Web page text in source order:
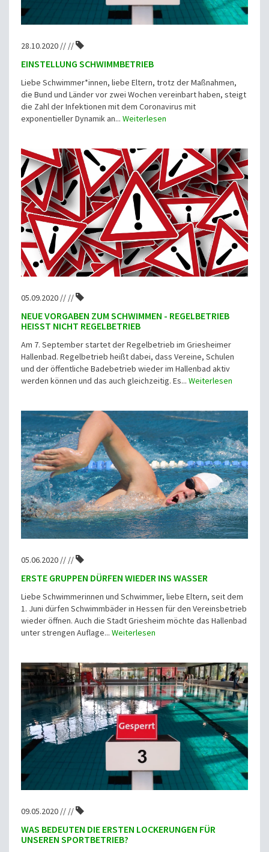
28.10.2020 // //
EINSTELLUNG SCHWIMMBETRIEB
Liebe Schwimmer*innen, liebe Eltern, trotz der Maßnahmen,
die Bund und Länder vor zwei Wochen vereinbart haben, steigt
die Zahl der Infektionen mit dem Coronavirus mit
exponentieller Dynamik an... Weiterlesen
05.09.2020 // //
NEUE VORGABEN ZUM SCHWIMMEN - REGELBETRIEB
HEISST NICHT REGELBETRIEB
Am 7. September startet der Regelbetrieb im Griesheimer
Hallenbad. Regelbetrieb heißt dabei, dass Vereine, Schulen
und der öffentliche Badebetrieb wieder im Hallenbad aktiv
werden können und das auch gleichzeitig. Es... Weiterlesen
05.06.2020 // //
ERSTE GRUPPEN DÜRFEN WIEDER INS WASSER
Liebe Schwimmerinnen und Schwimmer, liebe Eltern, seit dem
1. Juni dürfen Schwimmbäder in Hessen für den Vereinsbetrieb
wieder öffnen. Auch die Stadt Griesheim möchte das Hallenbad
unter strengen Auflage... Weiterlesen
09.05.2020 // //
WAS BEDEUTEN DIE ERSTEN LOCKERUNGEN FÜR
UNSEREN SPORTBETRIEB?